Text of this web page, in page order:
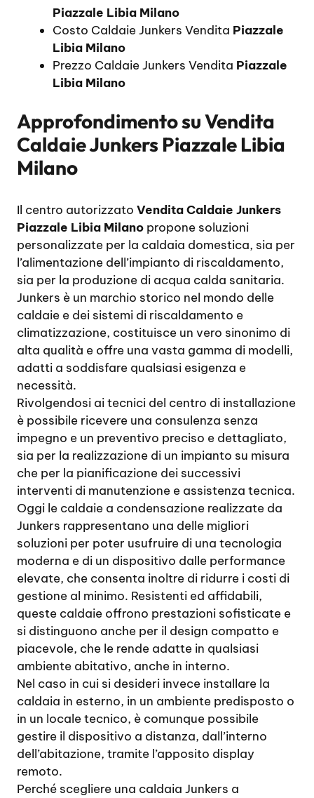
Piazzale Libia Milano
Costo Caldaie Junkers Vendita Piazzale
Libia Milano
Prezzo Caldaie Junkers Vendita Piazzale
Libia Milano
Approfondimento suVendita
Caldaie Junkers Piazzale Libia
Milano
Il centro autorizzato Vendita Caldaie Junkers
Piazzale Libia Milano propone soluzioni
personalizzate per la caldaia domestica, sia per
l’alimentazione dell’impianto di riscaldamento,
sia per la produzione di acqua calda sanitaria.
Junkers è un marchio storico nel mondo delle
caldaie e dei sistemi di riscaldamento e
climatizzazione, costituisce un vero sinonimo di
alta qualità e offre una vasta gamma di modelli,
adatti a soddisfare qualsiasi esigenza e
necessità.
Rivolgendosi ai tecnici del centro di installazione
è possibile ricevere una consulenza senza
impegno e un preventivo preciso e dettagliato,
sia per la realizzazione di un impianto su misura
che per la pianificazione dei successivi
interventi di manutenzione e assistenza tecnica.
Oggi le caldaie a condensazione realizzate da
Junkers rappresentano una delle migliori
soluzioni per poter usufruire di una tecnologia
moderna e di un dispositivo dalle performance
elevate, che consenta inoltre di ridurre i costi di
gestione al minimo. Resistenti ed affidabili,
queste caldaie offrono prestazioni sofisticate e
si distinguono anche per il design compatto e
piacevole, che le rende adatte in qualsiasi
ambiente abitativo, anche in interno.
Nel caso in cui si desideri invece installare la
caldaia in esterno, in un ambiente predisposto o
in un locale tecnico, è comunque possibile
gestire il dispositivo a distanza, dall’interno
dell’abitazione, tramite l’apposito display
remoto.
Perché scegliere una caldaia Junkers a